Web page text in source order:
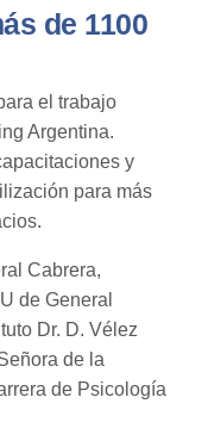
de 1100
el trabajo
Argentina.
y
para más
Cabrera,
de General
Dr. D. Vélez
de la
de Psicología